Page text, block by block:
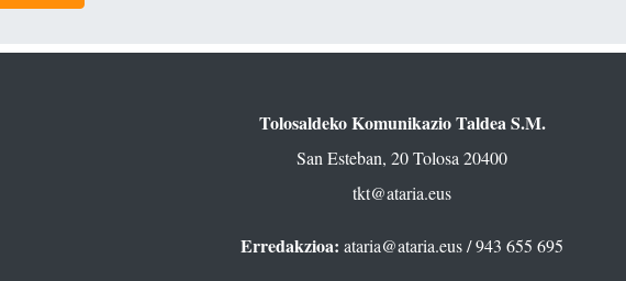
Tolosaldeko Komunikazio Taldea S.M.
San Esteban, 20 Tolosa 20400
tkt@ataria.eus
Erredakzioa: ataria@ataria.eus/ 943 655 695